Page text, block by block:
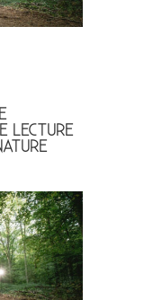
LECTURE